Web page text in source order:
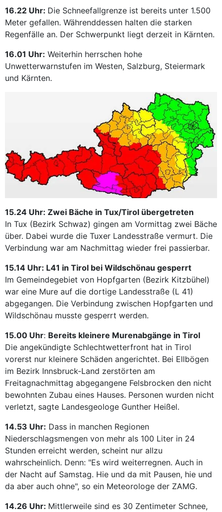
16.22 Uhr: Die Schneefallgrenze ist bereits unter 1.500
Meter gefallen. Währenddessen halten die starken
Regenfälle an. Der Schwerpunkt liegt derzeit in Kärnten.
16.01 Uhr: Weiterhin herrschen hohe
Unwetterwarnstufen im Westen, Salzburg, Steiermark
und Kärnten.
15.24 Uhr: Zwei Bäche in Tux/Tirol übergetreten
In Tux (Bezirk Schwaz) gingen am Vormittag zwei Bäche
über. Dabei wurde die Tuxer Landesstraße vermurt. Die
Verbindung war am Nachmittag wieder frei passierbar.
15.14 Uhr: L41 in Tirol bei Wildschönau gesperrt
Im Gemeindegebiet von Hopfgarten (Bezirk Kitzbühel)
war eine Mure auf die dortige Landesstraße (L 41)
abgegangen. Die Verbindung zwischen Hopfgarten und
Wildschönau musste gesperrt werden.
15.00 Uhr: Bereits kleinere Murenabgänge in Tirol
Die angekündigte Schlechtwetterfront hat in Tirol
vorerst nur kleinere Schäden angerichtet. Bei Ellbögen
im Bezirk Innsbruck-Land zerstörten am
Freitagnachmittag abgegangene Felsbrocken den nicht
bewohnten Zubau eines Hauses. Personen wurden nicht
verletzt, sagte Landesgeologe Gunther Heißel.
14.53 Uhr: Dass in manchen Regionen
Niederschlagsmengen von mehr als 100 Liter in 24
Stunden erreicht werden, scheint nur allzu
wahrscheinlich. Denn: "Es wird weiterregnen. Auch in
der Nacht auf Samstag. Hie und da mit Pausen, hie und
da aber auch ohne", so ein Meteorologe der ZAMG.
14.26 Uhr: Mittlerweile sind es 30 Zentimeter Schnee,